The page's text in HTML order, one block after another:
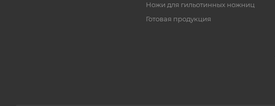
Ножи для гильотинных ножниц
Готовая продукция